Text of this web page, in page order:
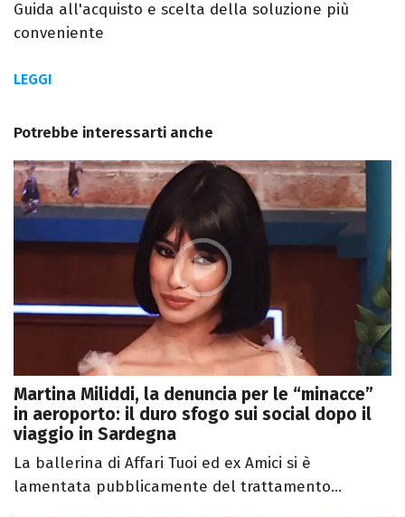
Guida all'acquisto e scelta della soluzione più
conveniente
LEGGI
Potrebbe interessarti anche
Martina Miliddi, la denuncia per le “minacce”
in aeroporto: il duro sfogo sui social dopo il
viaggio in Sardegna
La ballerina di Affari Tuoi ed ex Amici si è
lamentata pubblicamente del trattamento...